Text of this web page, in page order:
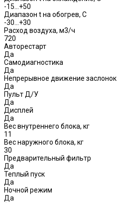
-15…+50
Диапазон t на обогрев, С
-30...+30
Расход воздуха, м3/ч
720
Авторестарт
Да
Самодиагностика
Да
Непрерывное движение заслонок
Да
Пульт Д/У
Да
Дисплей
Да
Вес внутреннего блока, кг
11
Вес наружного блока, кг
30
Предварительный фильтр
Да
Теплый пуск
Да
Ночной режим
Да